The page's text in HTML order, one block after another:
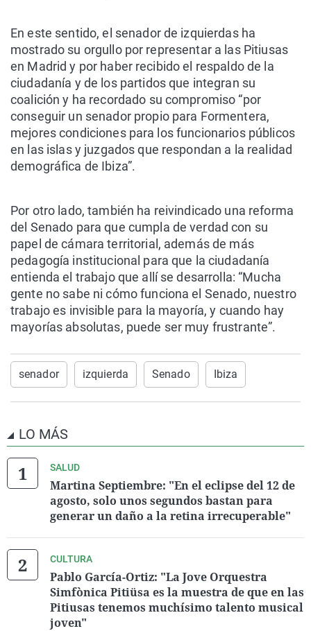
En este sentido, el senador de izquierdas ha
mostrado su orgullo por representar a las Pitiusas
en Madrid y por haber recibido el respaldo de la
ciudadanía y de los partidos que integran su
coalición y ha recordado su compromiso “por
conseguir un senador propio para Formentera,
mejores condiciones para los funcionarios públicos
en las islas y juzgados que respondan a la realidad
demográfica de Ibiza”.
Por otro lado, también ha reivindicado una reforma
del Senado para que cumpla de verdad con su
papel de cámara territorial, además de más
pedagogía institucional para que la ciudadanía
entienda el trabajo que allí se desarrolla: “Mucha
gente no sabe ni cómo funciona el Senado, nuestro
trabajo es invisible para la mayoría, y cuando hay
mayorías absolutas, puede ser muy frustrante”.
senador izquierda Senado Ibiza
LO MÁS
SALUD
Martina Septiembre: "En el eclipse del 12 de
agosto, solo unos segundos bastan para
generar un daño a la retina irrecuperable"
CULTURA
Pablo García-Ortiz: "La Jove Orquestra
Simfònica Pitiüsa es la muestra de que en las
Pitiusas tenemos muchísimo talento musical
joven"